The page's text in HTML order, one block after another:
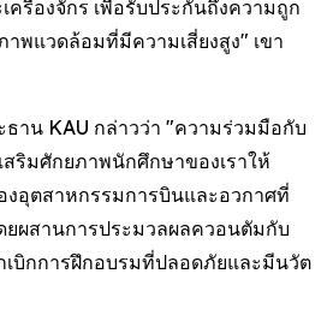
ครื่องจักร เพื่อรับประกันถึงความถูก
พแวดล้อมที่มีความเสี่ยงสูง" เขา
าน KAU กล่าวว่า "ความร่วมมือกับ
ริมศักยภาพนักศึกษาของเราให้
อุตสาหกรรมการบินและอวกาศที่
ผสานการประมวลผลควอนตัมกับ
เบิกการฝึกอบรมที่ปลอดภัยและมีนวัต